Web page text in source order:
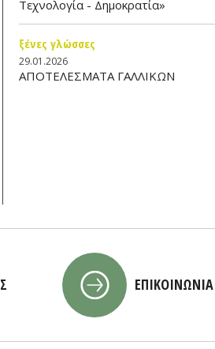
Τεχνολογία - Δημοκρατία»
ξένες γλώσσες
29.01.2026
ΑΠΟΤΕΛΕΣΜΑΤΑ ΓΑΛΛΙΚΩΝ
ΕΠΙΚΟΙΝΩΝΙΑ